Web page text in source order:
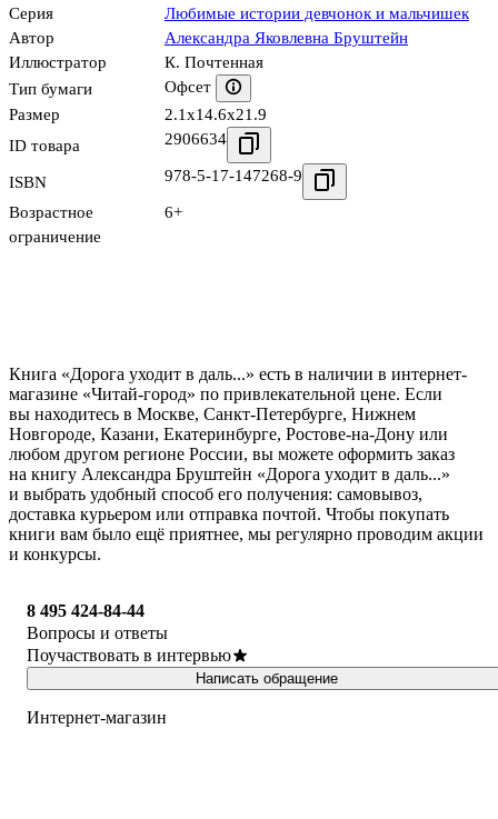
Серия
Любимые истории девчонок и мальчишек
Автор
Александра Яковлевна Бруштейн
Иллюстратор
К. Почтенная
Тип бумаги
Офсет
Размер
2.1x14.6x21.9
ID товара
2906634
ISBN 978-5-17-147268-9
Возрастное
ограничение
6+
Книга «Дорога уходит в даль...» есть в наличии в интернет-
магазине «Читай-город» по привлекательной цене. Если
вы находитесь в Москве, Санкт-Петербурге, Нижнем
Новгороде, Казани, Екатеринбурге, Ростове-на-Дону или
любом другом регионе России, вы можете оформить заказ
на книгу Александра Бруштейн «Дорога уходит в даль...»
и выбрать удобный способ его получения: самовывоз,
доставка курьером или отправка почтой. Чтобы покупать
книги вам было ещё приятнее, мы регулярно проводим акции
и конкурсы.
8 495 424-84-44
Вопросы и ответы
Поучаствовать в интервью
Написать обращение
Интернет-магазин